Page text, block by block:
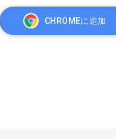
CHROMEに追加